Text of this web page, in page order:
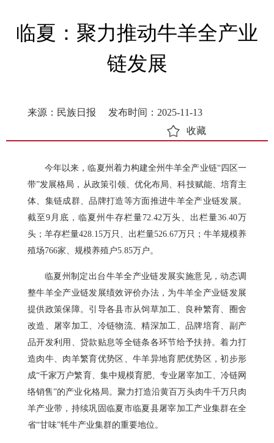
临夏：聚力推动牛羊全产业
链发展
来源：民族日报
发布时间：2025-11-13
收藏
今年以来，临夏州着力构建全州牛羊全产业链“四区一
带”发展格局，从政策引领、优化布局、科技赋能、培育主
体、集链成群、品牌打造等方面推进牛羊全产业链发展。
截至9月底，临夏州牛存栏量72.42万头、出栏量36.40万
头；羊存栏量428.15万只、出栏量526.67万只；牛羊规模养
殖场766家、规模养殖户5.85万户。
临夏州制定出台牛羊全产业链发展实施意见，动态调
整牛羊全产业链发展绩效评价办法，为牛羊全产业链发展
提供政策保障。引导各县市从饲草加工、良种繁育、圈舍
改造、屠宰加工、冷链物流、精深加工、品牌培育、副产
品开发利用、贷款贴息等全链条各环节给予扶持。着力打
造肉牛、肉羊繁育优势区、牛羊异地育肥优势区，初步形
成“千家万户繁育、集中规模育肥、专业屠宰加工、冷链网
络销售”的产业化格局。聚力打造沿黄百万头肉牛千万只肉
羊产业带，持续巩固临夏市临夏县屠宰加工产业集群在全
省“甘味”牦牛产业集群的重要地位。